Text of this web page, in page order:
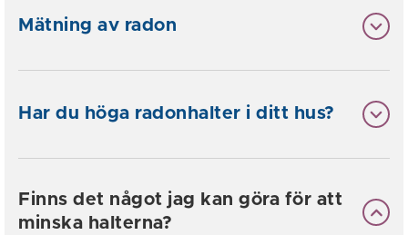
Mätning av radon
Har du höga radonhalter i ditt hus?
Finns det något jag kan göra för att
minska halterna?